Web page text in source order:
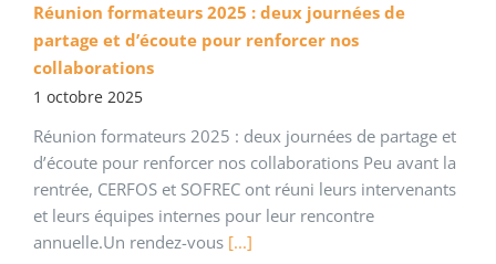
Réunion formateurs 2025 : deux journées de
partage et d’écoute pour renforcer nos
collaborations
1 octobre 2025
Réunion formateurs 2025 : deux journées de partage et
d’écoute pour renforcer nos collaborations Peu avant la
rentrée, CERFOS et SOFREC ont réuni leurs intervenants
et leurs équipes internes pour leur rencontre
annuelle.Un rendez-vous [...]